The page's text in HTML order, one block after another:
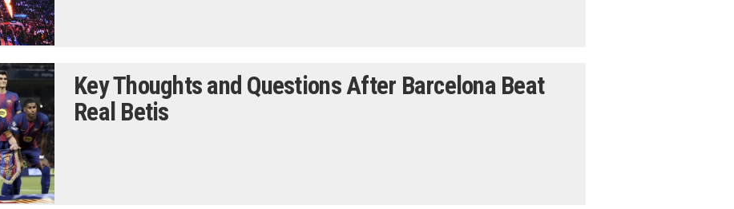
Key Thoughts and Questions After Barcelona Beat
Real Betis